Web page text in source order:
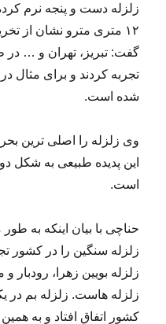
زلزله دست و پنجه نرم
۱۲ متری مترو نشان از
گفت: تبریز، تهران و … در
تجربه کردند و برای مثال
شده است.
وی زلزله را اصلی ترین
این پدیده طبیعی به شکل
است.
زلزله سنگین را در کشور
زلزله بویین زهرا، رودبار
زلزله هاست. زلزله بم در
کشور اتفاق افتاد و به